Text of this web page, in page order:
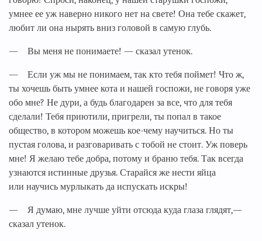
умнее ее уж наверно никого нет на свете! Она тебе скажет,
любит ли она нырять вниз головой в самую глубь.
— Вы меня не понимаете! — сказал утенок.
— Если уж мы не понимаем, так кто тебя поймет! Что ж,
ты хочешь быть умнее кота и нашей госпожи, не говоря уже
обо мне? Не дури, а будь благодарен за все, что для тебя
сделали! Тебя приютили, пригрели, ты попал в такое
общество, в котором можешь кое-чему научиться. Но ты
пустая голова, и разговаривать с тобой не стоит. Уж поверь
мне! Я желаю тебе добра, потому и браню тебя. Так всегда
узнаются истинные друзья. Старайся же нести яйца
или научись мурлыкать да испускать искры!
— Я думаю, мне лучше уйти отсюда куда глаза глядят,—
сказал утенок.